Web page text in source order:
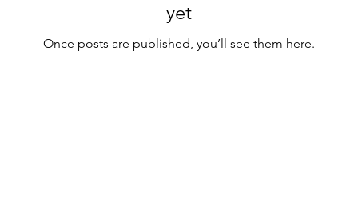
yet
Once posts are published, you’ll see them here.